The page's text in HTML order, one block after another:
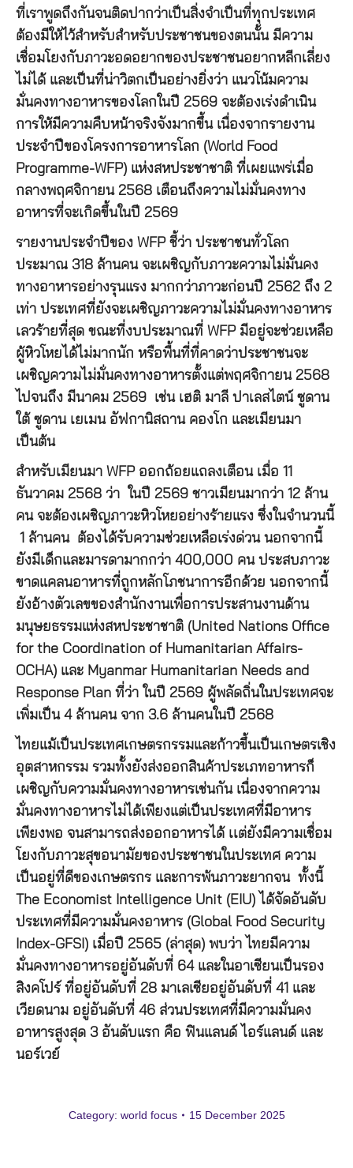
ที่เราพูดถึงกันจนติดปากว่าเป็นสิ่งจำเป็นที่ทุกประเทศ
ต้องมีให้ไว้สำหรับสำหรับประชาชนของตนนั้น มีความ
เชื่อมโยงกับภาวะอดอยากของประชาชนอยากหลีกเลี่ยง
ไม่ได้ และเป็นที่น่าวิตกเป็นอย่างยิ่งว่า แนวโน้มความ
มั่นคงทางอาหารของโลกในปี 2569 จะต้องเร่งดำเนิน
การให้มีความคืบหน้าจริงจังมากขึ้น เนื่องจากรายงาน
ประจำปีของโครงการอาหารโลก (World Food
Programme-WFP) แห่งสหประชาชาติ ที่เผยแพร่เมื่อ
กลางพฤศจิกายน 2568 เตือนถึงความไม่มั่นคงทาง
อาหารที่จะเกิดขึ้นในปี 2569
รายงานประจำปีของ WFP ชี้ว่า ประชาชนทั่วโลก
ประมาณ 318 ล้านคน จะเผชิญกับภาวะความไม่มั่นคง
ทางอาหารอย่างรุนแรง มากกว่าภาวะก่อนปี 2562 ถึง 2
เท่า ประเทศที่ยังจะเผชิญภาวะความไม่มั่นคงทางอาหาร
เลวร้ายที่สุด ขณะที่งบประมาณที่ WFP มีอยู่จะช่วยเหลือ
ผู้หิวโหยได้ไม่มากนัก หรือพื้นที่ที่คาดว่าประชาชนจะ
เผชิญความไม่มั่นคงทางอาหารตั้งแต่พฤศจิกายน 2568
ไปจนถึง มีนาคม 2569 เช่น เฮติ มาลี ปาเลสไตน์ ซูดาน
ใต้ ซูดาน เยเมน อัฟกานิสถาน คองโก และเมียนมา
เป็นต้น
สำหรับเมียนมา WFP ออกถ้อยแถลงเตือน เมื่อ 11
ธันวาคม 2568 ว่า ในปี 2569 ชาวเมียนมากว่า 12 ล้าน
คน จะต้องเผชิญภาวะหิวโหยอย่างร้ายแรง ซึ่งในจำนวนนี้
1 ล้านคน ต้องได้รับความช่วยเหลือเร่งด่วน นอกจากนี้
ยังมีเด็กและมารดามากกว่า 400,000 คน ประสบภาวะ
ขาดแคลนอาหารที่ถูกหลักโภชนาการอีกด้วย นอกจากนี้
ยังอ้างตัวเลขของสำนักงานเพื่อการประสานงานด้าน
มนุษยธรรมแห่งสหประชาชาติ (United Nations Office
for the Coordination of Humanitarian Affairs-
OCHA) และ Myanmar Humanitarian Needs and
Response Plan ที่ว่า ในปี 2569 ผู้พลัดถิ่นในประเทศจะ
เพิ่มเป็น 4 ล้านคน จาก 3.6 ล้านคนในปี 2568
ไทยแม้เป็นประเทศเกษตรกรรมและก้าวขึ้นเป็นเกษตรเชิง
อุตสาหกรรม รวมทั้งยังส่งออกสินค้าประเภทอาหารก็
เผชิญกับความมั่นคงทางอาหารเช่นกัน เนื่องจากความ
มั่นคงทางอาหารไม่ได้เพียงแต่เป็นประเทศที่มีอาหาร
เพียงพอ จนสามารถส่งออกอาหารได้ เเต่ยังมีความเชื่อม
โยงกับภาวะสุขอนามัยของประชาชนในประเทศ ความ
เป็นอยู่ที่ดีของเกษตรกร และการพ้นภาวะยากจน ทั้งนี้
The Economist Intelligence Unit (EIU) ได้จัดอันดับ
ประเทศที่มีความมั่นคงอาหาร (Global Food Security
Index-GFSI) เมื่อปี 2565 (ล่าสุด) พบว่า ไทยมีความ
มั่นคงทางอาหารอยู่อันดับที่ 64 และในอาเซียนเป็นรอง
สิงคโปร์ ที่อยู่อันดับที่ 28 มาเลเซียอยู่อันดับที่ 41 และ
เวียดนาม อยู่อันดับที่ 46 ส่วนประเทศที่มีความมั่นคง
อาหารสูงสุด 3 อันดับแรก คือ ฟินแลนด์ ไอร์แลนด์ และ
นอร์เวย์
Category: world focus 15 December 2025